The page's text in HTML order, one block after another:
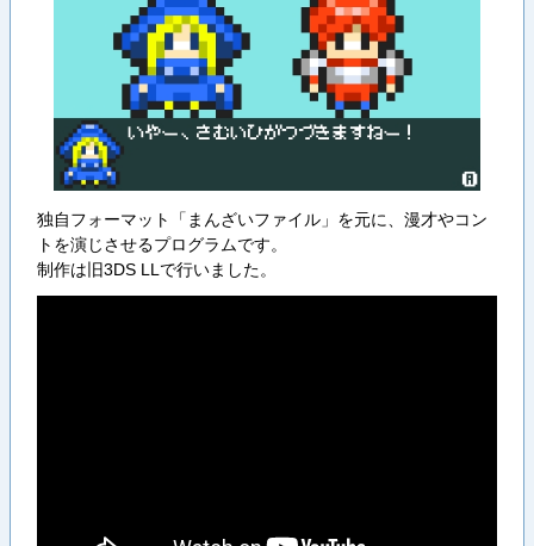
独自フォーマット「まんざいファイル」を元に、漫才やコン
トを演じさせるプログラムです。
制作は旧3DS LLで行いました。